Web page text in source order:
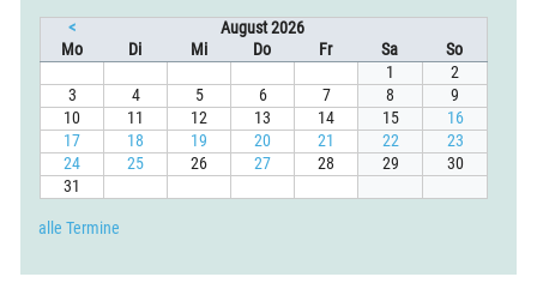
<
August 2026
Montag Dienstag Mittwoch DonnerstagFreitag Samstag Sonntag
1
2
3
4 5 6 7 8
9
10
11 12 13 14 15
16
17
18 19 20 21 22
23
24
25 26 27 28 29
30
31
alle Termine